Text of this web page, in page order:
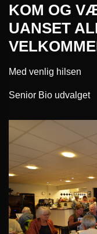
KOM OG
UANSET
Med venlig hilsen
Senior Bio udvalget